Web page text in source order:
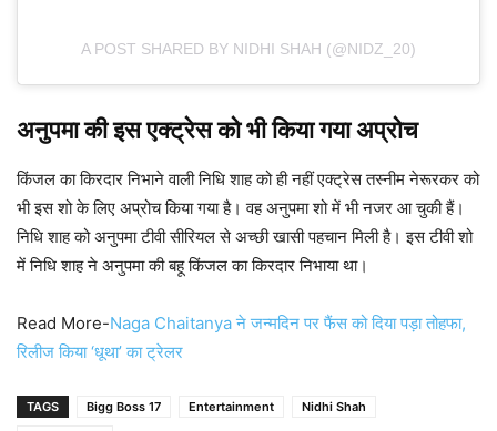
A POST SHARED BY NIDHI SHAH (@NIDZ_20)
अनुपमा की इस एक्ट्रेस को भी किया गया अप्रोच
किंजल का किरदार निभाने वाली निधि शाह को ही नहीं एक्ट्रेस तस्नीम नेरूरकर को
भी इस शो के लिए अप्रोच किया गया है। वह अनुपमा शो में भी नजर आ चुकी हैं।
निधि शाह को अनुपमा टीवी सीरियल से अच्छी खासी पहचान मिली है। इस टीवी शो
में निधि शाह ने अनुपमा की बहू किंजल का किरदार निभाया था।
Read More-Naga Chaitanya ने जन्मदिन पर फैंस को दिया पड़ा तोहफा,
रिलीज किया ‘धूथा’ का ट्रेलर
TAGS Bigg Boss 17 Entertainment
Nidhi Shah